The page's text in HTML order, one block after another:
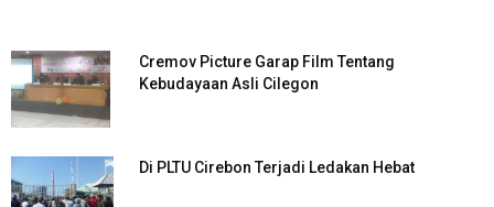
Cremov Picture Garap Film Tentang
Kebudayaan Asli Cilegon
Di PLTU Cirebon Terjadi Ledakan Hebat